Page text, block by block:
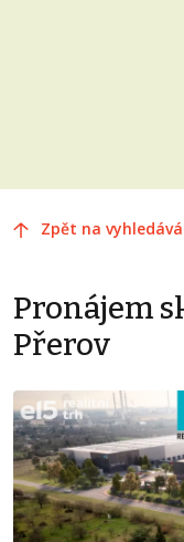
Zpět na
Pronájem
Přerov